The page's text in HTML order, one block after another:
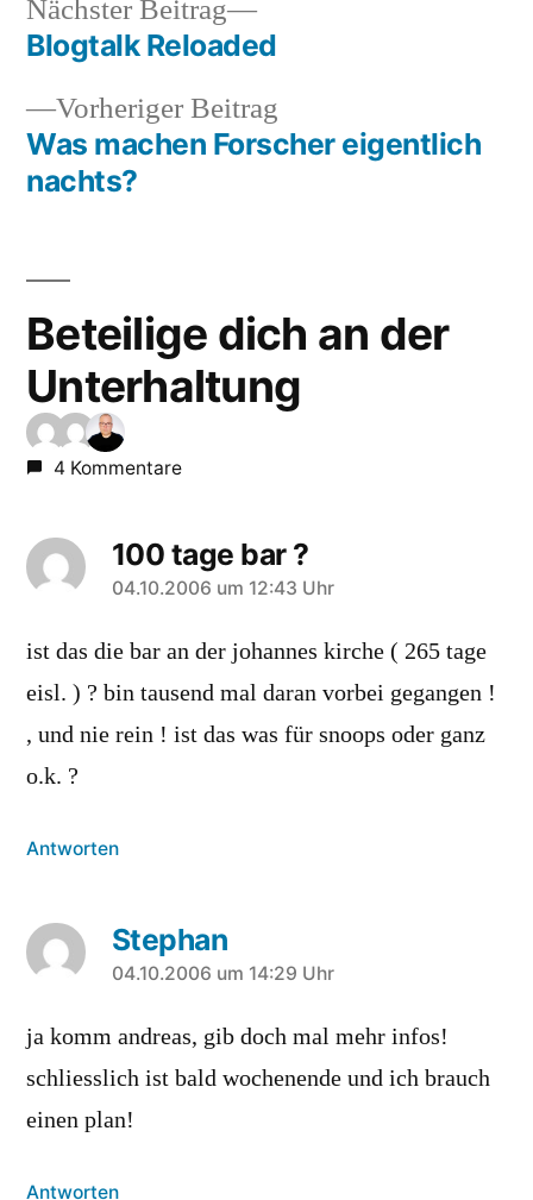
Beitragsnavigation
Vorheriger Beitrag
Beitrag:
Was machen Forscher eigentlich
nachts?
Nächster Beitrag
Nächster
Beitrag:
Blogtalk Reloaded
Beteilige dich an der
Unterhaltung
4 Kommentare
100 tage bar ?
sagt:
04.10.2006 um 12:43 Uhr
ist das die bar an der johannes kirche ( 265 tage
eisl. ) ? bin tausend mal daran vorbei gegangen !
, und nie rein ! ist das was für snoops oder ganz
o.k. ?
Antworten
Stephan
sagt:
04.10.2006 um 14:29 Uhr
ja komm andreas, gib doch mal mehr infos!
schliesslich ist bald wochenende und ich brauch
einen plan!
Antworten